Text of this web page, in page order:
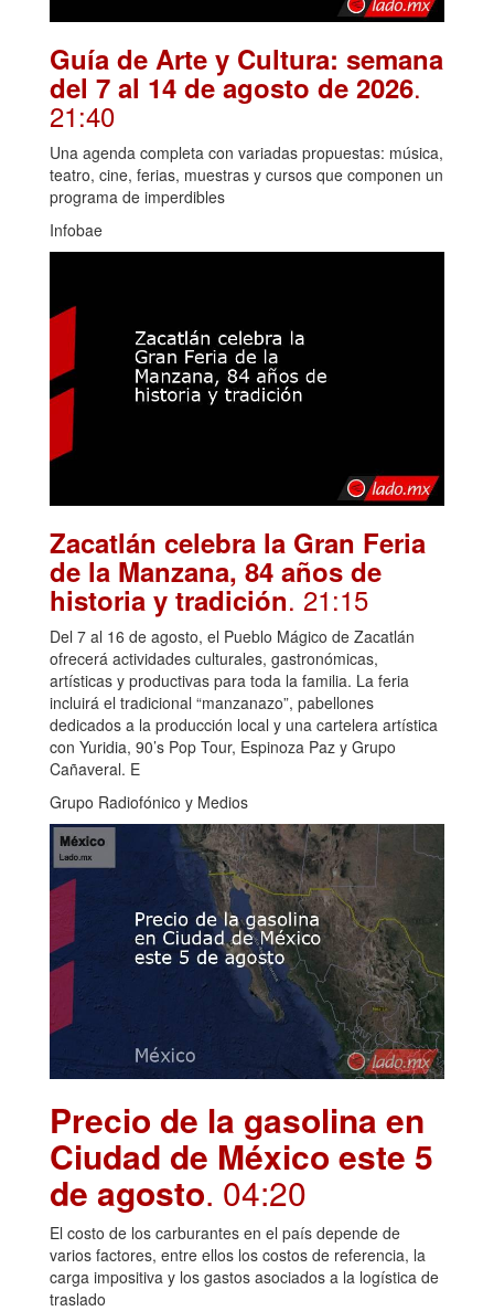
Guía de Arte y Cultura: semana
del 7 al 14 de agosto de 2026.
21:40
Una agenda completa con variadas propuestas: música,
teatro, cine, ferias, muestras y cursos que componen un
programa de imperdibles
Infobae
Zacatlán celebra la Gran Feria
de la Manzana, 84 años de
historia y tradición. 21:15
Del 7 al 16 de agosto, el Pueblo Mágico de Zacatlán
ofrecerá actividades culturales, gastronómicas,
artísticas y productivas para toda la familia. La feria
incluirá el tradicional “manzanazo”, pabellones
dedicados a la producción local y una cartelera artística
con Yuridia, 90’s Pop Tour, Espinoza Paz y Grupo
Cañaveral. E
Grupo Radiofónico y Medios
Precio de la gasolina en
Ciudad de México este 5
de agosto. 04:20
El costo de los carburantes en el país depende de
varios factores, entre ellos los costos de referencia, la
carga impositiva y los gastos asociados a la logística de
traslado